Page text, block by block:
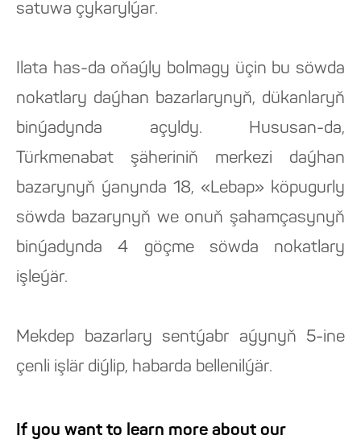
satuwa çykarylýar.
Ilata has-da oňaýly bolmagy üçin bu söwda
nokatlary daýhan bazarlarynyň, dükanlaryň
binýadynda açyldy. Hususan-da,
Türkmenabat şäheriniň merkezi daýhan
bazarynyň ýanynda 18, «Lebap» köpugurly
söwda bazarynyň we onuň şahamçasynyň
binýadynda 4 göçme söwda nokatlary
işleýär.
Mekdep bazarlary sentýabr aýynyň 5-ine
çenli işlär diýlip, habarda bellenilýär.
If you want to learn more about our